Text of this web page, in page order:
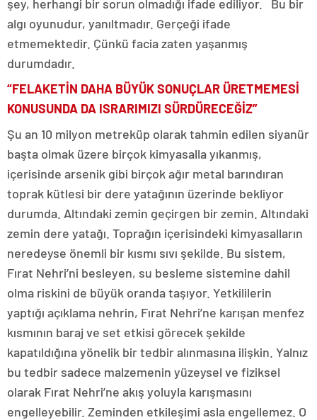
şey, herhangi bir sorun olmadığı ifade ediliyor. Bu bir
algı oyunudur, yanıltmadır. Gerçeği ifade
etmemektedir. Çünkü facia zaten yaşanmış
durumdadır.
“FELAKETİN DAHA BÜYÜK SONUÇLAR ÜRETMEMESİ
KONUSUNDA DA ISRARIMIZI SÜRDÜRECEĞİZ”
Şu an 10 milyon metreküp olarak tahmin edilen siyanür
başta olmak üzere birçok kimyasalla yıkanmış,
içerisinde arsenik gibi birçok ağır metal barındıran
toprak kütlesi bir dere yatağının üzerinde bekliyor
durumda. Altındaki zemin geçirgen bir zemin. Altındaki
zemin dere yatağı. Toprağın içerisindeki kimyasalların
neredeyse önemli bir kısmı sıvı şekilde. Bu sistem,
Fırat Nehri’ni besleyen, su besleme sistemine dahil
olma riskini de büyük oranda taşıyor. Yetkililerin
yaptığı açıklama nehrin, Fırat Nehri’ne karışan menfez
kısmının baraj ve set etkisi görecek şekilde
kapatıldığına yönelik bir tedbir alınmasına ilişkin. Yalnız
bu tedbir sadece malzemenin yüzeysel ve fiziksel
olarak Fırat Nehri’ne akış yoluyla karışmasını
engelleyebilir. Zeminden etkileşimi asla engellemez. O